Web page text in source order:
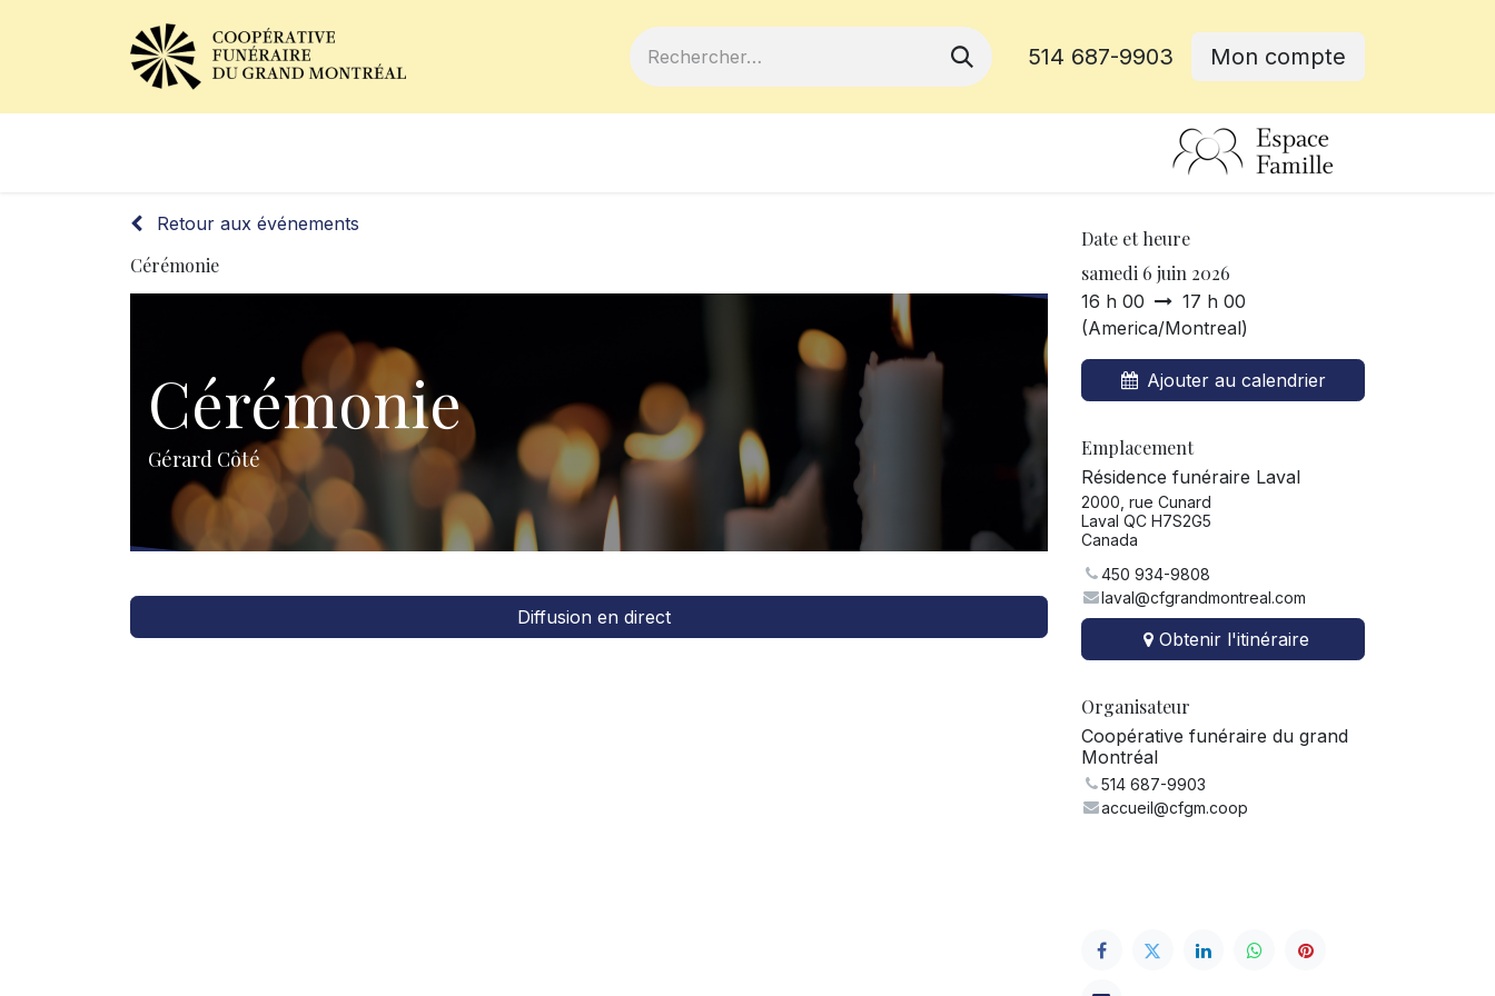
514 687-9903 Mon compte
Retour aux événements
Cérémonie
Cérémonie
Gérard Côté
Diffusion en direct
Date et heure
samedi 6 juin 2026
16 h 00
17 h 00
(America/Montreal)
Ajouter au calendrier
Emplacement
Résidence funéraire Laval
2000, rue Cunard
Laval QC H7S2G5
Canada
450 934-9808
laval@cfgrandmontreal.com
Obtenir l'itinéraire
Organisateur
Coopérative funéraire du grand
Montréal
514 687-9903
accueil@cfgm.coop